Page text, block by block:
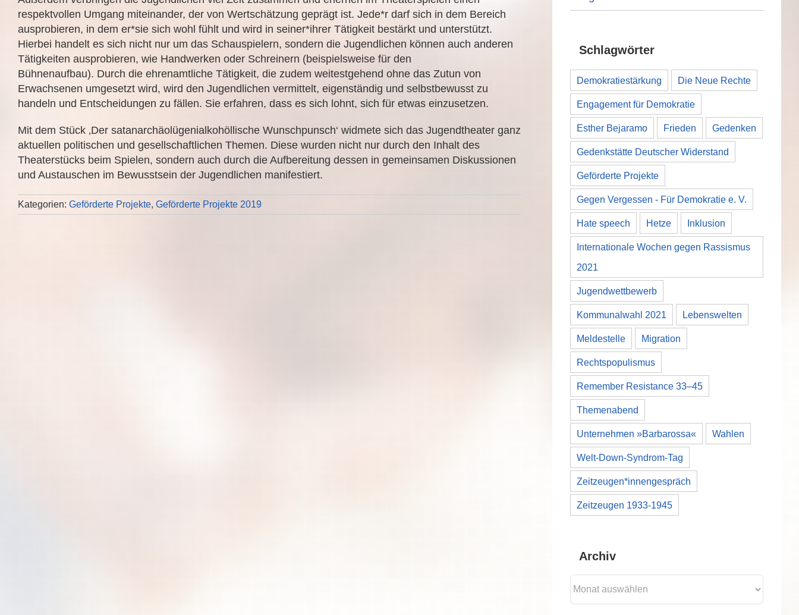
respektvollen Umgang miteinander, der von Wertschätzung geprägt ist. Jede*r darf sich in dem Bereich
ausprobieren, in dem er*sie sich wohl fühlt und wird in seiner*ihrer Tätigkeit bestärkt und unterstützt.
Hierbei handelt es sich nicht nur um das Schauspielern, sondern die Jugendlichen können auch anderen
Tätigkeiten ausprobieren, wie Handwerken oder Schreinern (beispielsweise für den
Bühnenaufbau). Durch die ehrenamtliche Tätigkeit, die zudem weitestgehend ohne das Zutun von
Erwachsenen umgesetzt wird, wird den Jugendlichen vermittelt, eigenständig und selbstbewusst zu
handeln und Entscheidungen zu fällen. Sie erfahren, dass es sich lohnt, sich für etwas einzusetzen.
Mit dem Stück ‚Der satanarchäolügenialkohöllische Wunschpunsch‘ widmete sich das Jugendtheater ganz
aktuellen politischen und gesellschaftlichen Themen. Diese wurden nicht nur durch den Inhalt des
Theaterstücks beim Spielen, sondern auch durch die Aufbereitung dessen in gemeinsamen Diskussionen
und Austauschen im Bewusstsein der Jugendlichen manifestiert.
Kategorien: Geförderte Projekte, Geförderte Projekte 2019
Schlagwörter
Demokratiestärkung Die Neue Rechte
Engagement für Demokratie
Esther Bejaramo Frieden Gedenken
Gedenkstätte Deutscher Widerstand
Geförderte Projekte
Gegen Vergessen - Für Demokratie e. V.
Hate speech Hetze Inklusion
Internationale Wochen gegen Rassismus
2021
Jugendwettbewerb
Kommunalwahl 2021 Lebenswelten
Meldestelle Migration
Rechtspopulismus
Remember Resistance 33–45
Themenabend
Unternehmen »Barbarossa« Wahlen
Welt-Down-Syndrom-Tag
Zeitzeugen*innengespräch
Zeitzeugen 1933-1945
Archiv